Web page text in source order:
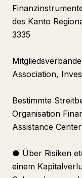
des Kanto
3335
Association,
Bestimmte
Organisation
Assistance Center
● Über Risiken
einem